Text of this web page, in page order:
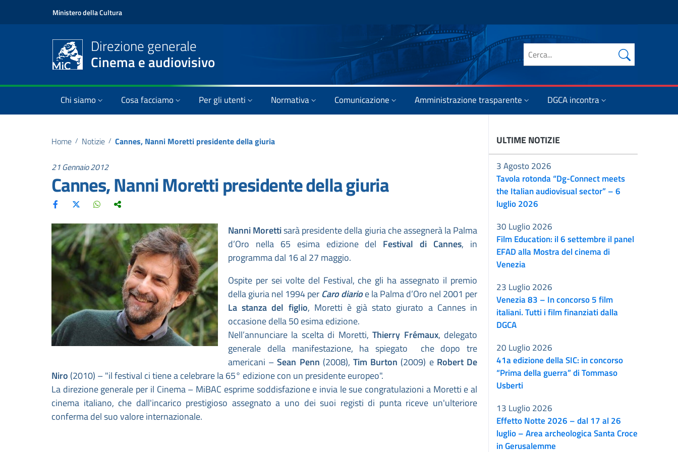
Ministero della Cultura
Direzione generale
Cinema e audiovisivo Cerca nel sito
Chi siamo Cosa facciamo Per gli utenti Normativa Comunicazione Amministrazione trasparente DGCA incontra
Home / Notizie / Cannes, Nanni Moretti presidente della giuria
21 Gennaio 2012
Cannes, Nanni Moretti presidente della giuria
Nanni Morettisarà presidente della giuria che assegnerà la Palma
d’Oro nella 65 esima edizione del Festival di Cannes, in
programma dal 16 al 27 maggio.
Ospite per sei volte del Festival, che gli ha assegnato il premio
della giuria nel 1994 per Caro diarioe la Palma d’Oro nel 2001 per
La stanza del figlio, Moretti è già stato giurato a Cannes in
occasione della 50 esima edizione.
Nell’annunciare la scelta di Moretti,Thierry Frémaux, delegato
generale della manifestazione, ha spiegato che dopo tre
americani –Sean Penn (2008),Tim Burton (2009) e Robert De
Niro (2010) – "il festival ci tiene a celebrare la 65° edizione con un presidente europeo".
La direzione generale per il Cinema – MiBAC esprime soddisfazione e invia le sue congratulazioni a Moretti e al
cinema italiano, che dall'incarico prestigioso assegnato a uno dei suoi registi di punta riceve un'ulteriore
conferma del suo valore internazionale.
ULTIME NOTIZIE
Tavola rotonda “Dg-Connect meets
the Italian audiovisual sector” – 6
luglio 2026
3 Agosto 2026
Film Education: il 6 settembre il panel
EFAD alla Mostra del cinema di
Venezia
30 Luglio 2026
Venezia 83 – In concorso 5 film
italiani. Tutti i film finanziati dalla
DGCA
23 Luglio 2026
41a edizione della SIC: in concorso
“Prima della guerra” di Tommaso
Usberti
20 Luglio 2026
Effetto Notte 2026 – dal 17 al 26
luglio – Area archeologica Santa Croce
in Gerusalemme
13 Luglio 2026